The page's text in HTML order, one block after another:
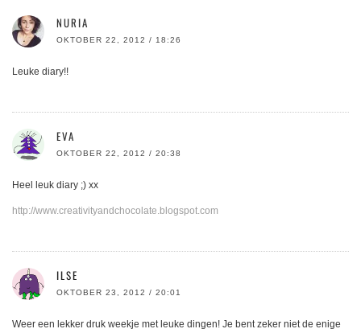
NURIA
OKTOBER 22, 2012 / 18:26
Leuke diary!!
EVA
OKTOBER 22, 2012 / 20:38
Heel leuk diary ;) xx
http://www.creativityandchocolate.blogspot.com
ILSE
OKTOBER 23, 2012 / 20:01
Weer een lekker druk weekje met leuke dingen! Je bent zeker niet de enige